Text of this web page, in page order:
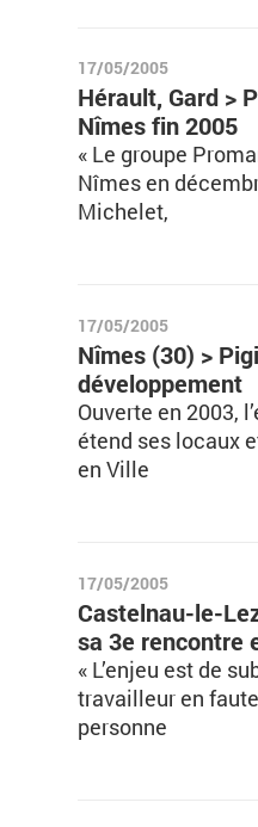
17/05/2005
Hérault, Gard >
Nîmes fin 2005
« Le groupe
Nîmes en
Michelet,
17/05/2005
Nîmes (30) >
développement
Ouverte en 2003,
étend ses locaux
en Ville
17/05/2005
Castelnau-le-
sa 3e rencontre
« L’enjeu est de
travailleur en
personne